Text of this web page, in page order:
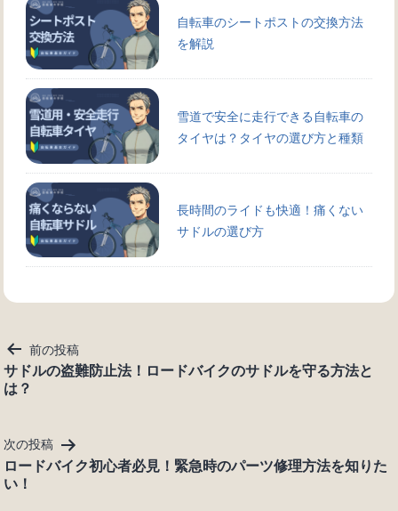
自転車のシートポストの交換方法
を解説
雪道で安全に走行できる自転車の
タイヤは？タイヤの選び方と種類
長時間のライドも快適！痛くない
サドルの選び方
投
稿
ナ
ゲ
ー
シ
ョ
前の投稿
サドルの盗難防止法！ロードバイクのサドルを守る方法と
は？
次の投稿
ロードバイク初心者必見！緊急時のパーツ修理方法を知りた
い！